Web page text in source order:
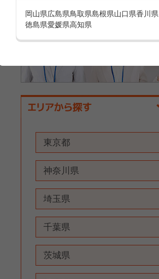
岡山県広島県鳥取県島根県山口県香川県
徳島県愛媛県高知県
東京都
神奈川県
埼玉県
千葉県
茨城県